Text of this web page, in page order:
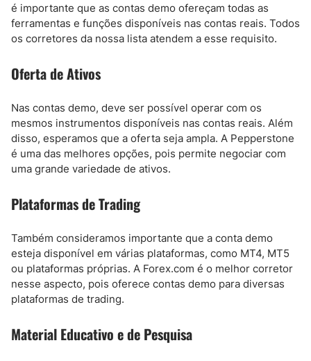
é importante que as contas demo ofereçam todas as
ferramentas e funções disponíveis nas contas reais. Todos
os corretores da nossa lista atendem a esse requisito.
Oferta de Ativos
Nas contas demo, deve ser possível operar com os
mesmos instrumentos disponíveis nas contas reais. Além
disso, esperamos que a oferta seja ampla. A Pepperstone
é uma das melhores opções, pois permite negociar com
uma grande variedade de ativos.
Plataformas de Trading
Também consideramos importante que a conta demo
esteja disponível em várias plataformas, como MT4, MT5
ou plataformas próprias. A Forex.com é o melhor corretor
nesse aspecto, pois oferece contas demo para diversas
plataformas de trading.
Material Educativo e de Pesquisa